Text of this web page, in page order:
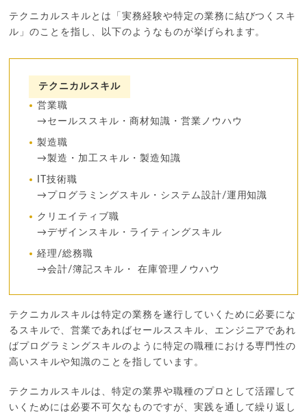
テクニカルスキルとは「実務経験や特定の業務に結びつくスキ
ル」のことを指し、以下のようなものが挙げられます。
テクニカルスキル
営業職
→セールススキル・商材知識・営業ノウハウ
製造職
→製造・加工スキル・製造知識
IT技術職
→プログラミングスキル・システム設計/運用知識
クリエイティブ職
→デザインスキル・ライティングスキル
経理/総務職
→会計/簿記スキル・ 在庫管理ノウハウ
テクニカルスキルは特定の業務を遂行していくために必要にな
るスキルで、営業であればセールススキル、エンジニアであれ
ばプログラミングスキルのように特定の職種における専門性の
高いスキルや知識のことを指しています。
テクニカルスキルは、特定の業界や職種のプロとして活躍して
いくためには必要不可欠なものですが、実践を通して繰り返し